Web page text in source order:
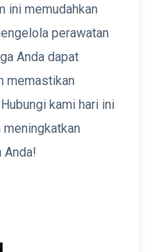
ini memudahkan
perawatan
Anda dapat
memastikan
kami hari ini
Anda!